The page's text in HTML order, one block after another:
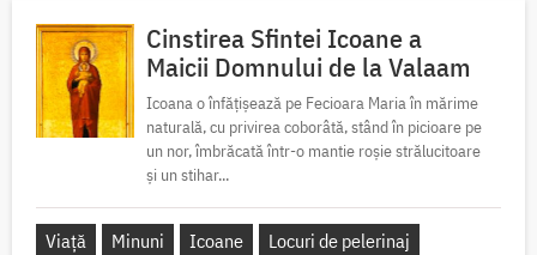
Cinstirea Sfintei Icoane a
Maicii Domnului de la Valaam
Icoana o înfățișează pe Fecioara Maria în mărime
naturală, cu privirea coborâtă, stând în picioare pe
un nor, îmbrăcată într-o mantie roșie strălucitoare
și un stihar...
Viață Minuni Icoane
Locuri de pelerinaj